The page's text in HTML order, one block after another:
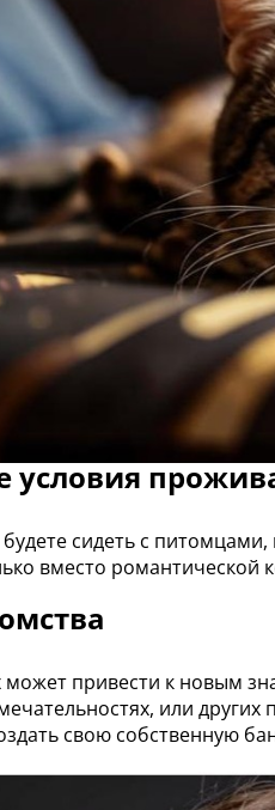
условия
сидеть с
вместо романтической
привести к новым
или
свою собственную